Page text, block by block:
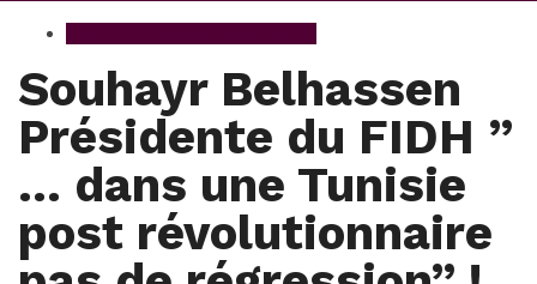
Souhayr Belhassen
Présidente du FIDH ”
… dans une Tunisie
post révolutionnaire